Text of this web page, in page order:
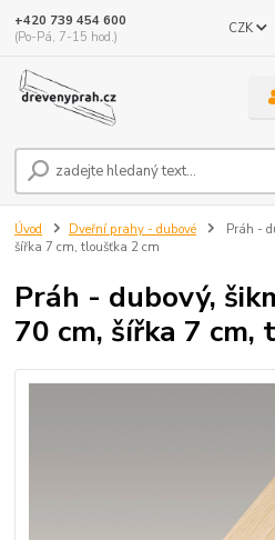
CZK
+420 739 454 600
(Po-Pá, 7-15 hod.)
Úvod Dveřní prahy - dubové
Práh -
šířka 7 cm, tloušťka 2 cm
Práh - dubový,
70 cm, šířka 7 cm,